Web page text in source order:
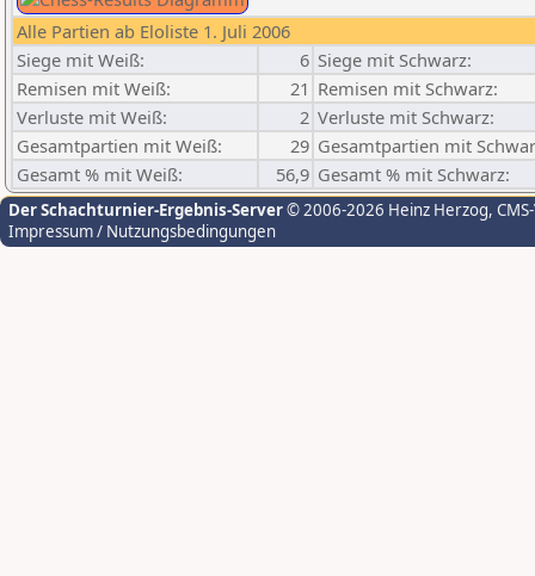
Alle Partien ab Eloliste 1. Juli 2006
Siege mit Weiß:
6 Siege mit Schwarz:
Remisen mit Weiß:
21 Remisen mit Schwarz:
Verluste mit Weiß:
2 Verluste mit Schwarz:
Gesamtpartien mit Weiß:
29 Gesamtpartien mit
Gesamt % mit Weiß:
56,9 Gesamt % mit Schwarz:
Der Schachturnier-Ergebnis-Server© 2006-2026 Heinz Herzog,
Impressum / Nutzungsbedingungen